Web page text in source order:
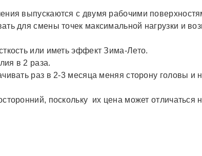
выпускаются с двумя рабочими
для смены точек максимальной нагрузки и
или иметь эффект Зима-Лето.
в 2 раза.
раз в 2-3 месяца меняя сторону головы и
поскольку их цена может отличаться